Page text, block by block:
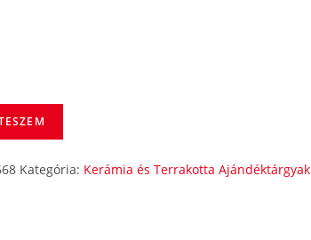
Kategória: Kerámia és Terrakotta Ajándéktárgyak